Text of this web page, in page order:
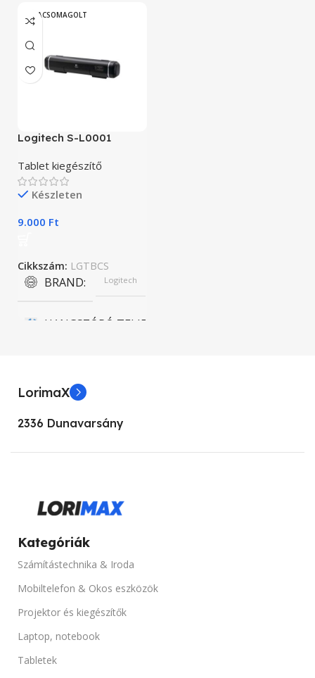
ÚJRACSOMAGOLT
Logitech S-L0001
Tablet kiegészítő
Készleten
9.000 Ft
Cikkszám: LGTBCS
BRAND Logitech
HANGSZÓRÓ TELJESÍTMÉNYE
SZINEK
LorimaX
2336 Dunavarsány
Kategóriák
Számítástechnika & Iroda
Mobiltelefon & Okos eszközök
Projektor és kiegészítők
Laptop, notebook
Tabletek